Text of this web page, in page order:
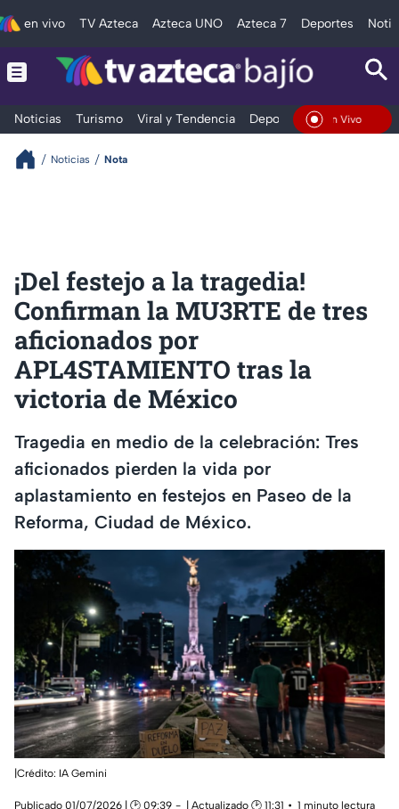
en vivo TV Azteca Azteca UNO Azteca 7 Deportes
Noticias Turismo Viral y Tendencia Deportes Espectáculos
En Vivo
Noticias Nota
¡Del festejo a la tragedia!
Confirman la MU3RTE de tres
aficionados por
APL4STAMIENTO tras la
victoria de México
Tragedia en medio de la celebración: Tres
aficionados pierden la vida por
aplastamiento en festejos en Paseo de la
Reforma, Ciudad de México.
|Crédito: IA Gemini
Publicado 01/07/2026 | 🕑 09:39 | Actualizado 🕑 11:31
1 minuto lectura